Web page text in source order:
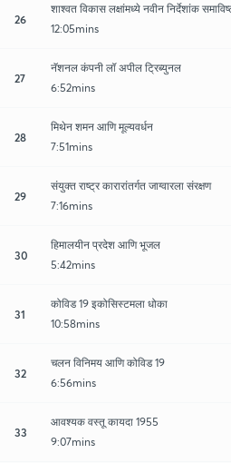
26
शाश्वत विकास लक्षांमध्ये नवीन निर्देशांक
12:05mins
27
नॅशनल कंपनी लॉ अपील ट्रिब्युनल
6:52mins
28
मिथेन शमन आणि मूल्यवर्धन
7:51mins
29
संयुक्त राष्ट्र कारारांतर्गत जाग्वारला संरक्षण
7:16mins
30
हिमालयीन प्रदेश आणि भूजल
5:42mins
31
कोविड 19 इकोसिस्टमला धोका
10:58mins
32
चलन विनिमय आणि कोविड 19
6:56mins
33
आवश्यक वस्तू कायदा 1955
9:07mins